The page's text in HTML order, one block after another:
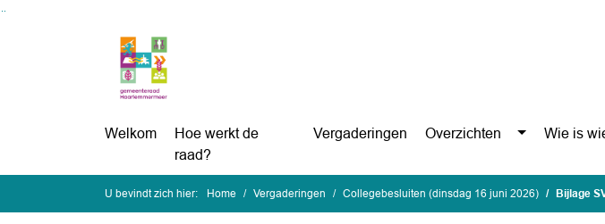
Welkom
Hoe werkt de
raad?
Vergaderingen Overzichten Wie is
U bevindt zich hier: Home Vergaderingen Collegebesluiten (dinsdag 16 juni 2026) Bijlage